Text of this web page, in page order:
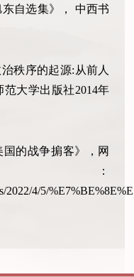
自选集》， 中西书
秩序的起源:从前人
大学出版社2014年
国的战争掮客》，网
2022/4/5/